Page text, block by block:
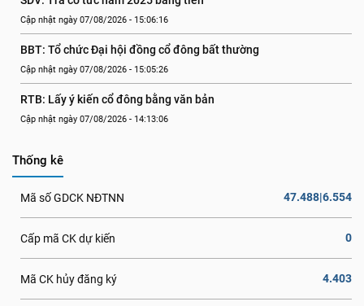
Cập nhật ngày 07/08/2026 - 15:06:16
BBT: Tổ chức Đại hội đồng cổ đông bất thường
Cập nhật ngày 07/08/2026 - 15:05:26
RTB: Lấy ý kiến cổ đông bằng văn bản
Cập nhật ngày 07/08/2026 - 14:13:06
Thống kê
Mã số GDCK NĐTNN 47.488|6.554
Cấp mã CK dự kiến 0
Mã CK hủy đăng ký 4.403